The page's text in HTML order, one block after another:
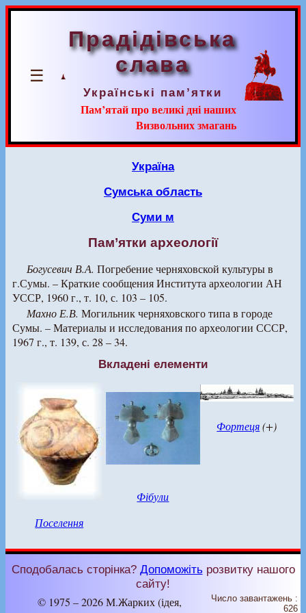
☰
Прадідівська
слава
Українські пам’ятки
Пам’ятай про великі дні наших
Визвольних змагань
Україна
Сумська область
Суми м
Пам’ятки археології
Богусевич В.А. Погребение черняховской культуры в
г.Сумы. – Краткие сообщения Института археологии АН
УССР, 1960 г., т. 10, с. 103 – 105.
Махно Е.В. Могильник черняховского типа в городе
Сумы. – Материалы и исследования по археологии СССР,
1967 г., т. 139, с. 28 – 34.
Вкладені елементи
Поселення
Фібули
Фортеця(+)
Сподобалась сторінка? Допоможіть розвитку нашого
сайту!
© 1975 – 2026 М.Жарких (ідея,
Число завантажень :
626